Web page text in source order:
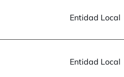
Entidad Local
Entidad Local